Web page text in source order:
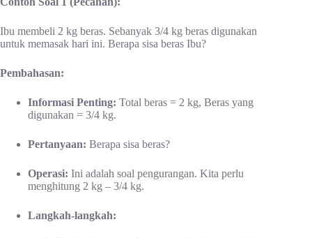
Ibu membeli 2 kg beras. Sebanyak 3/4 kg beras digunakan
untuk memasak hari ini. Berapa sisa beras Ibu?
Pembahasan:
Informasi Penting: Total beras = 2 kg, Beras yang
digunakan = 3/4 kg.
Pertanyaan: Berapa sisa beras?
Operasi: Ini adalah soal pengurangan. Kita perlu
menghitung 2 kg – 3/4 kg.
Langkah-langkah: